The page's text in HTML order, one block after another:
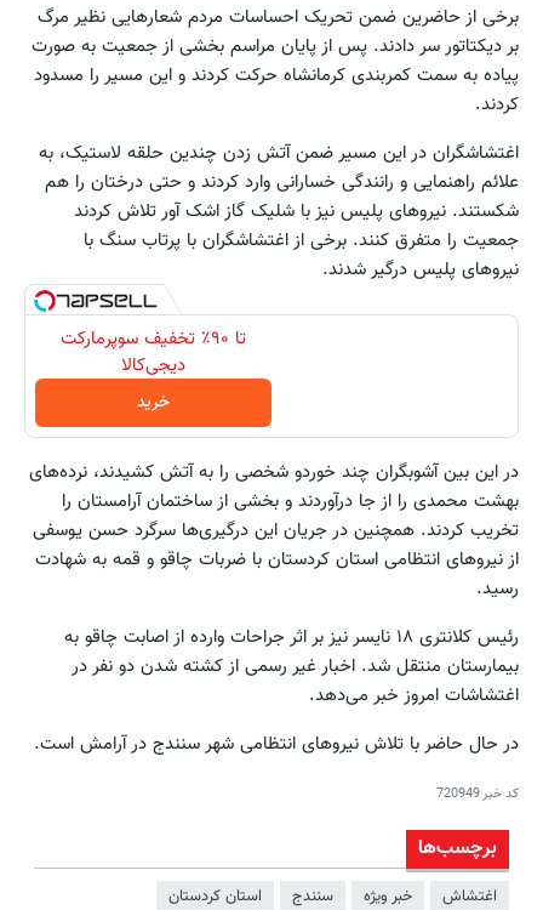
برخی از حاضرین ضمن تحریک احساسات مردم شعارهایی نظیر مرگ
بر دیکتاتور سر دادند. پس از پایان مراسم بخشی از جمعیت به صورت
پیاده به سمت کمربندی کرمانشاه حرکت کردند و این مسیر را مسدود
کردند.
اغتشاشگران در این مسیر ضمن آتش زدن چندین حلقه لاستیک، به
علائم راهنمایی و رانندگی خسارانی وارد کردند و حتی درختان را هم
شکستند. نیروهای پلیس نیز با شلیک گاز اشک آور تلاش کردند
جمعیت را متفرق کنند. برخی از اغتشاشگران با پرتاب سنگ با
نیروهای پلیس درگیر شدند.
تا ۹۰٪ تخفیف سوپرمارکت
دیجی‌کالا
خرید
در این بین آشوبگران چند خوردو شخصی را به آتش کشیدند، نرده‌های
بهشت محمدی را از جا درآوردند و بخشی از ساختمان آرامستان را
تخریب کردند. همچنین در جریان این درگیری‌ها سرگرد حسن یوسفی
از نیروهای انتظامی استان کردستان با ضربات چاقو و قمه به شهادت
رسید.
رئیس کلانتری ۱۸ نایسر نیز بر اثر جراحات وارده از اصابت چاقو به
بیمارستان منتقل شد. اخبار غیر رسمی از کشته شدن دو نفر در
اغتشاشات امروز خبر می‌دهد.
در حال حاضر با تلاش نیروهای انتظامی شهر سنندج در آرامش است.
کد خبر720949
برچسب‌ها
اغتشاش خبر ویژه سنندج استان کردستان